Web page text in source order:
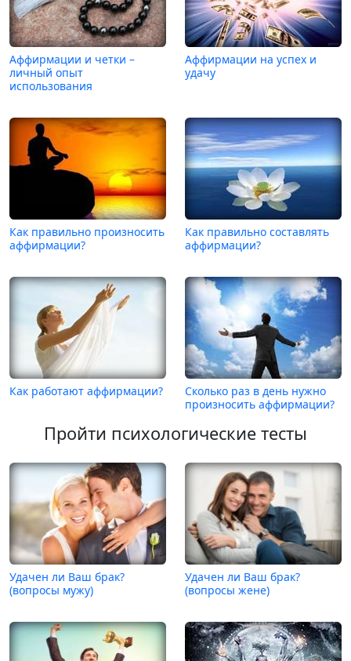
Аффирмации и четки –
личный опыт
использования
Аффирмации на успех и
удачу
Как правильно произносить
аффирмации?
Как правильно составлять
аффирмации?
Как работают аффирмации?
Сколько раз в день нужно
произносить аффирмации?
Пройти психологические тесты
Удачен ли Ваш брак?
(вопросы мужу)
Удачен ли Ваш брак?
(вопросы жене)